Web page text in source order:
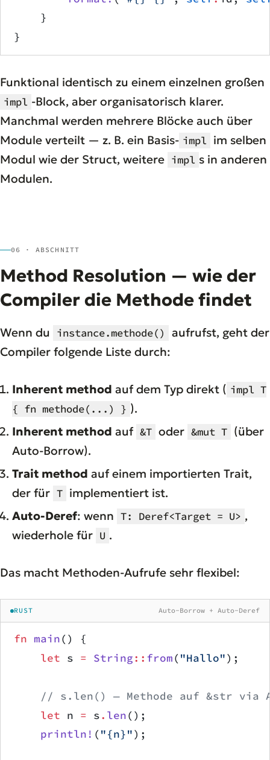
    }
}
Funktional identisch zu einem einzelnen großen
impl -Block, aber organisatorisch klarer.
Manchmal werden mehrere Blöcke auch über
Module verteilt — z. B. ein Basis- impl im selben
Modul wie der Struct, weitere impl s in anderen
Modulen.
06 · ABSCHNITT
Method Resolution — wie der
Compiler die Methode findet
Wenn du instance.methode()
aufrufst, geht der
Compiler folgende Liste durch:
Inherent method auf dem Typ direkt ( impl T
{ fn methode(...) } ).
Inherent method auf &T oder &mut T (über
Auto-Borrow).
Trait method auf einem importierten Trait,
der für T implementiert ist.
Auto-Deref: wenn T: Deref<Target = U> ,
wiederhole für U .
Das macht Methoden-Aufrufe sehr flexibel:
RUST Auto-Borrow + Auto-Deref
fn main() {
    let
s = String:: from( "Hallo");
// s.len() — Methode auf &str via
    let
n = s. len();
    println!
( "{n}");